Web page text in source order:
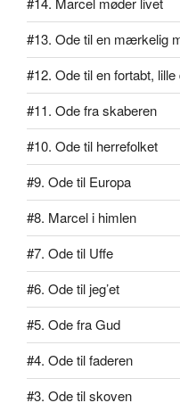
#13. Ode til en mærkelig
#12. Ode til en fortabt, lille
#11. Ode fra skaberen
#10. Ode til herrefolket
#9. Ode til Europa
#8. Marcel i himlen
#7. Ode til Uffe
#6. Ode til jeg’et
#5. Ode fra Gud
#4. Ode til faderen
#3. Ode til skoven